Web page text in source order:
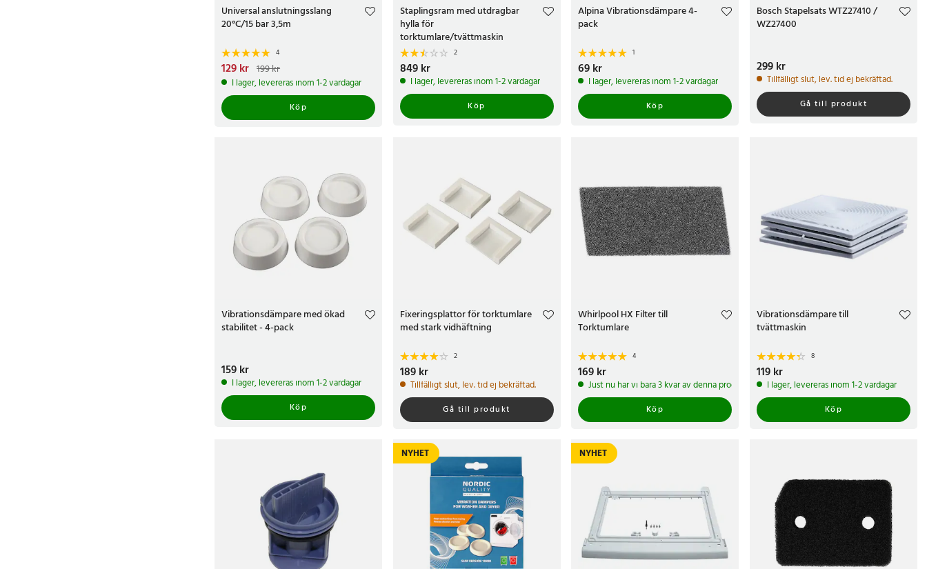
Universal anslutningsslang
20°C/15 bar 3,5m
4
Nuvarande pris
199 kr
129 kr 199 kr
I lager, levereras inom 1-2 vardagar
Köp
Staplingsram med utdragbar
hylla för
torktumlare/tvättmaskin
2
Pris: 849 kr
849 kr
I lager, levereras inom 1-2 vardagar
Köp
Alpina Vibrationsdämpare 4-
pack
1
Pris:69 kr
69 kr
I lager, levereras inom 1-2 vardagar
Köp
Bosch Stapelsats WTZ27410 /
WZ27400
Pris:299 kr
299 kr
Tillfälligt slut, lev. tid ej bekräftad.
Gå till produkt
Vibrationsdämpare med ökad
stabilitet - 4-pack
Pris :159 kr
159 kr
I lager, levereras inom 1-2 vardagar
Köp
Fixeringsplattor för torktumlare
med stark vidhäftning
2
Pris:189 kr
189 kr
Tillfälligt slut, lev. tid ej bekräftad.
Gå till produkt
Whirlpool HX Filter till
Torktumlare
4
Pris :169 kr
169 kr
Just nu har vi bara 3 kvar av denna produkt
Köp
Vibrationsdämpare till
tvättmaskin
8
Pris :119 kr
119 kr
I lager, levereras inom 1-2 vardagar
Köp
NYHET NYHET